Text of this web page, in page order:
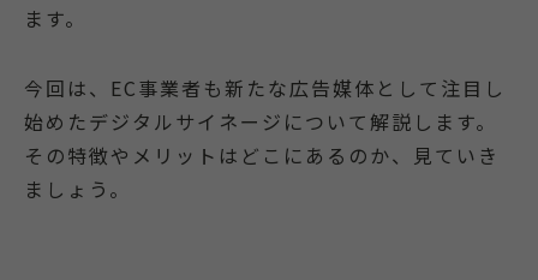
ます。
今回は、EC事業者も新たな広告媒体として注目し
始めたデジタルサイネージについて解説します。
その特徴やメリットはどこにあるのか、見ていき
ましょう。